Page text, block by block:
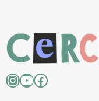
Instagram
YouTube
Facebook